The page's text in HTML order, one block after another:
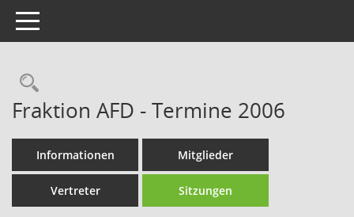
Toggle navigation
Rechercheauswahl
Fraktion AFD - Termine 2006
Informationen Mitglieder
Vertreter Sitzungen